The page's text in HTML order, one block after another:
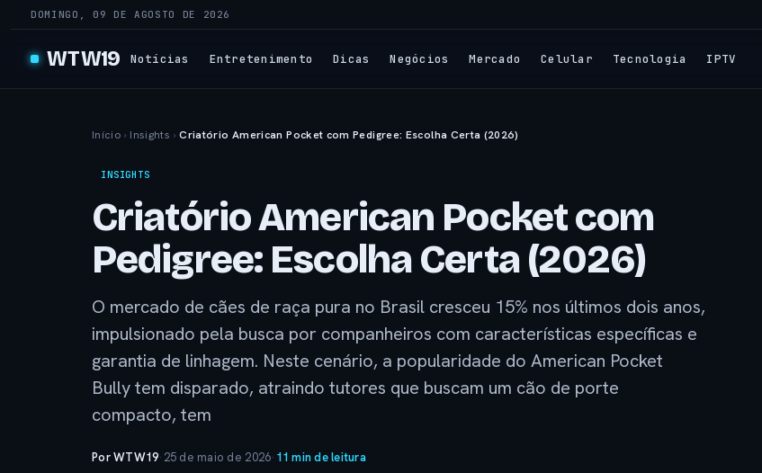
DOMINGO, 09 DE AGOSTO DE 2026
WTW19 Notícias Entretenimento Dicas Negócios Mercado Celular Tecnologia IPTV
Início › Insights › Criatório American Pocket com Pedigree: Escolha Certa (2026)
INSIGHTS
Criatório American Pocket com
Pedigree: Escolha Certa (2026)
O mercado de cães de raça pura no Brasil cresceu 15% nos últimos dois anos,
impulsionado pela busca por companheiros com características específicas e
garantia de linhagem. Neste cenário, a popularidade do American Pocket
Bully tem disparado, atraindo tutores que buscam um cão de porte
compacto, tem
Por WTW19· 25 de maio de 2026· 11 min de leitura